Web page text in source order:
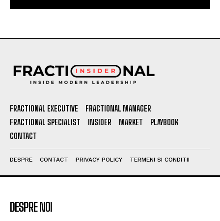
FRACTIONAL EXECUTIVE
FRACTIONAL MANAGER
FRACTIONAL SPECIALIST
INSIDER MARKET
PLAYBOOK
CONTACT
DESPRE CONTACT PRIVACY POLICY TERMENI SI CONDITII
DESPRE NOI